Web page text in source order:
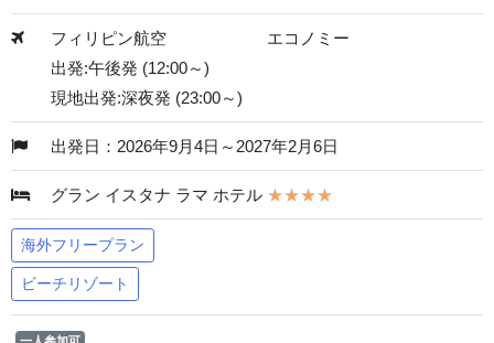
フィリピン航空
エコノミー
出発:午後発 (12:00～)
現地出発:深夜発 (23:00～)
出発日：2026年9月4日～2027年2月6日
グラン イスタナ ラマ ホテル ★★★★
海外フリープラン
ビーチリゾート